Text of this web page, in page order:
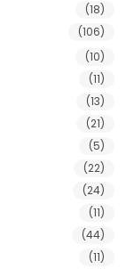
(18)
(106)
(10)
(11)
(13)
(21)
(5)
(22)
(24)
(11)
(44)
(11)